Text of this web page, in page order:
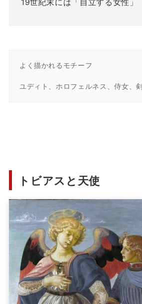
19世紀末には「自立する女性」
よく描かれるモチーフ
ユディト、ホロフェルネス、侍女、剣
トビアスと天使